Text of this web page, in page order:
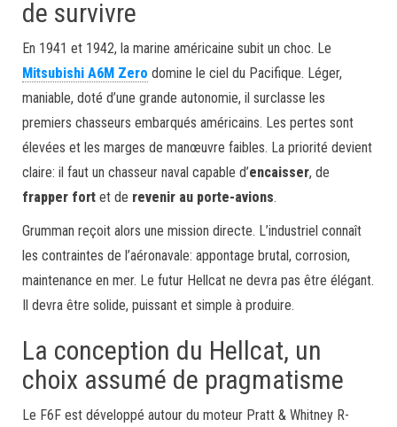
de survivre
En 1941 et 1942, la marine américaine subit un choc. Le
Mitsubishi A6M Zero domine le ciel du Pacifique. Léger,
maniable, doté d’une grande autonomie, il surclasse les
premiers chasseurs embarqués américains. Les pertes sont
élevées et les marges de manœuvre faibles. La priorité devient
claire: il faut un chasseur naval capable d’encaisser, de
frapper fort et de revenir au porte-avions.
Grumman reçoit alors une mission directe. L’industriel connaît
les contraintes de l’aéronavale: appontage brutal, corrosion,
maintenance en mer. Le futur Hellcat ne devra pas être élégant.
Il devra être solide, puissant et simple à produire.
La conception du Hellcat, un
choix assumé de pragmatisme
Le F6F est développé autour du moteur Pratt & Whitney R-